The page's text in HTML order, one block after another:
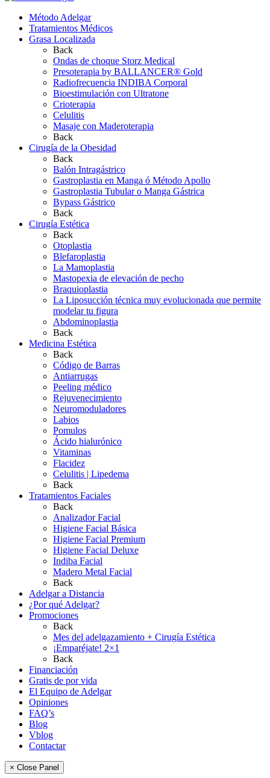
Método Adelgar
Tratamientos Médicos
Grasa Localizada
Back
Ondas de choque Storz Medical
Presoterapia by BALLANCER® Gold
Radiofrecuencia INDIBA Corporal
Bioestimulación con Ultratone
Crioterapia
Celulitis
Masaje con Maderoterapia
Back
Cirugía de la Obesidad
Back
Balón Intragástrico
Gastroplastia en Manga ó Método Apollo
Gastroplastia Tubular o Manga Gástrica
Bypass Gástrico
Back
Cirugía Estética
Back
Otoplastia
Blefaroplastia
La Mamoplastia
Mastopexia de elevación de pecho
Braquioplastia
La Liposucción técnica muy evolucionada que permite
modelar tu figura
Abdominoplastia
Back
Medicina Estética
Back
Código de Barras
Antiarrugas
Peeling médico
Rejuvenecimiento
Neuromoduladores
Labios
Pomulos
Ácido hialurónico
Vitaminas
Flacidez
Celulitis | Lipedema
Back
Tratamientos Faciales
Back
Analizador Facial
Higiene Facial Básica
Higiene Facial Premium
Higiene Facial Deluxe
Indiba Facial
Madero Metal Facial
Back
Adelgar a Distancia
¿Por qué Adelgar?
Promociones
Back
Mes del adelgazamiento + Cirugía Estética
¡Emparéjate! 2×1
Back
Financiación
Gratis de por vida
El Equipo de Adelgar
Opiniones
FAQ’s
Blog
Vblog
Contactar
× Close Panel